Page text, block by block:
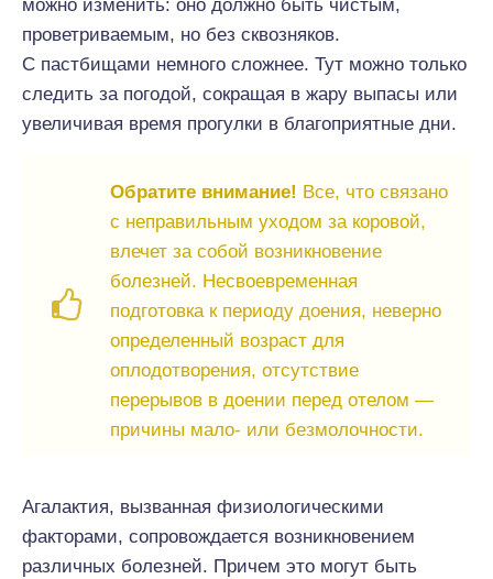
можно изменить: оно должно быть чистым,
проветриваемым, но без сквозняков.
С пастбищами немного сложнее. Тут можно только
следить за погодой, сокращая в жару выпасы или
увеличивая время прогулки в благоприятные дни.
Обратите внимание! Все, что связано
с неправильным уходом за коровой,
влечет за собой возникновение
болезней. Несвоевременная
подготовка к периоду доения, неверно
определенный возраст для
оплодотворения, отсутствие
перерывов в доении перед отелом —
причины мало- или безмолочности.
Агалактия, вызванная физиологическими
факторами, сопровождается возникновением
различных болезней. Причем это могут быть